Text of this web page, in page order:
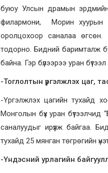
буюу Улсын драмын эрдмийн
филармони, Морин хуурын
оролцохоор саналаа өгсөн.
тодорно. Бидний баримталж
байна. Гэр бүлээрээ уран
-Тоглолтын үргэлжлэх цаг,
-Үргэлжлэх цагийн тухайд
Монголын бүх уран бүтээлчид
саналуудыг ирүүлж байгаа.
тухайд 25 мянган төгрөгийн
-Үндэсний урлагийн